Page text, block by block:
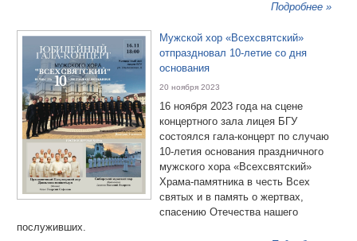
Подробнее »
Мужской хор «Всехсвятский»
отпраздновал 10-летие со дня
основания
20 ноября 2023
16 ноября 2023 года на сцене
концертного зала лицея БГУ
состоялся гала-концерт по случаю
10-летия основания праздничного
мужского хора «Всехсвятский»
Храма‐памятника в честь Всех
святых и в память о жертвах,
спасению Отечества нашего
послуживших.